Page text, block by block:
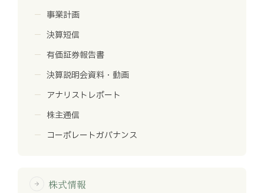
事業計画
決算短信
有価証券報告書
決算説明会資料・動画
アナリストレポート
株主通信
コーポレートガバナンス
arrow_forward 株式情報